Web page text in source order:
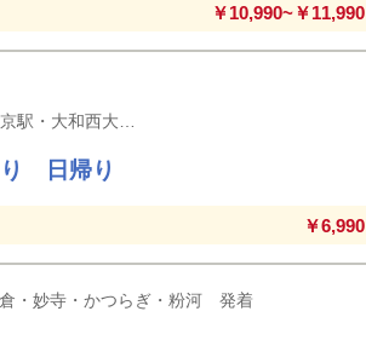
￥10,990~￥11,990
り 日帰り
￥6,990
・妙寺・かつらぎ・粉河 発着